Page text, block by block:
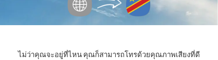
ไม่ว่าคุณจะอยู่ที่ไหน คุณก็สามารถโทรด้วยคุณภาพเสียงที่ดี